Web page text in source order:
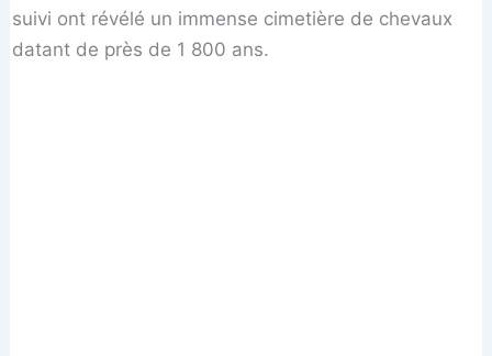
suivi ont révélé un immense cimetière de chevaux
datant de près de 1 800 ans.